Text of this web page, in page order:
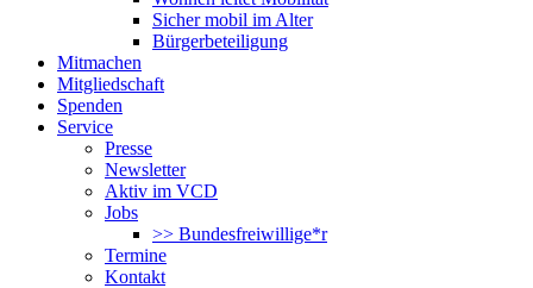
Sicher mobil im Alter
Bürgerbeteiligung
Mitmachen
Mitgliedschaft
Spenden
Service
Presse
Newsletter
Aktiv im VCD
Jobs
>> Bundesfreiwillige*r
Termine
Kontakt